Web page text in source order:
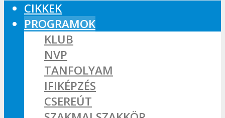
CIKKEK
PROGRAMOK
KLUB
NVP
TANFOLYAM
IFIKÉPZÉS
CSEREÚT